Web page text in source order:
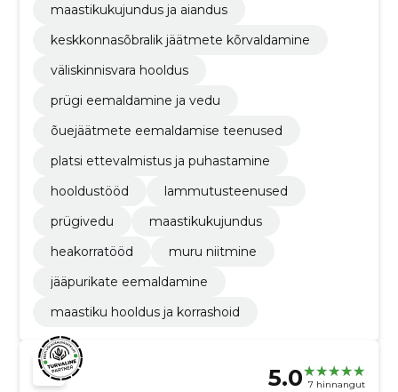
maastikukujundus ja aiandus
keskkonnasõbralik jäätmete kõrvaldamine
väliskinnisvara hooldus
prügi eemaldamine ja vedu
õuejäätmete eemaldamise teenused
platsi ettevalmistus ja puhastamine
hooldustööd
lammutusteenused
prügivedu
maastikukujundus
heakorratööd
muru niitmine
jääpurikate eemaldamine
maastiku hooldus ja korrashoid
5.0 7 hinnangut